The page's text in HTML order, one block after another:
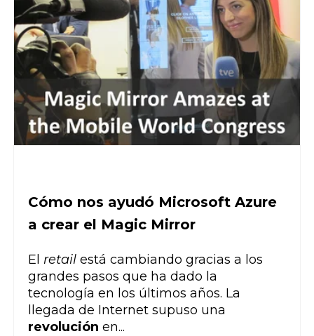
Cómo nos ayudó Microsoft Azure
a crear el Magic Mirror
El retail está cambiando gracias a los
grandes pasos que ha dado la
tecnología en los últimos años. La
llegada de Internet supuso una
revolución en...